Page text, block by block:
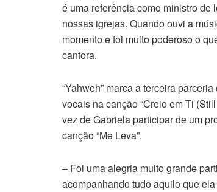
é uma referência como ministro de
nossas igrejas. Quando ouvi a
momento e foi muito poderoso o
cantora.
“Yahweh” marca a terceira
vocais na canção “Creio em Ti
vez de Gabriela participar de um
canção “Me Leva”.
– Foi uma alegria muito grande
acompanhando tudo aquilo que